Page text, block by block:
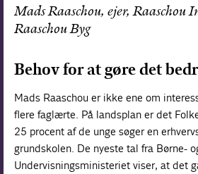
Mads Raaschou, ejer, Raaschou
Raaschou Byg
Behov for at gøre det
Mads Raaschou er ikke ene om
flere faglærte. På landsplan er det
25 procent af de unge søger en
grundskolen. De nyeste tal fra Børne-
Undervisningsministeriet viser, at det